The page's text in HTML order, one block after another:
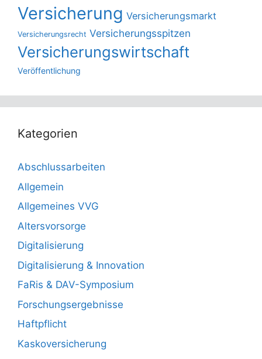
Versicherung Versicherungsmarkt
Versicherungsrecht Versicherungsspitzen
Versicherungswirtschaft
Veröffentlichung
Kategorien
Abschlussarbeiten
Allgemein
Allgemeines VVG
Altersvorsorge
Digitalisierung
Digitalisierung & Innovation
FaRis & DAV-Symposium
Forschungsergebnisse
Haftpflicht
Kaskoversicherung